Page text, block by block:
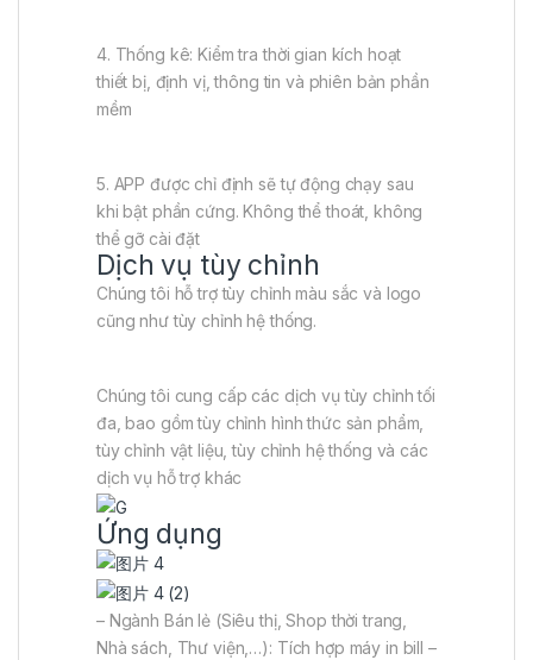
4. Thống kê: Kiểm tra thời gian kích hoạt
thiết bị, định vị, thông tin và phiên bản phần
mềm
5. APP được chỉ định sẽ tự động chạy sau
khi bật phần cứng. Không thể thoát, không
thể gỡ cài đặt
Dịch vụ tùy chỉnh
Chúng tôi hỗ trợ tùy chỉnh màu sắc và logo
cũng như tùy chỉnh hệ thống.
Chúng tôi cung cấp các dịch vụ tùy chỉnh tối
đa, bao gồm tùy chỉnh hình thức sản phẩm,
tùy chỉnh vật liệu, tùy chỉnh hệ thống và các
dịch vụ hỗ trợ khác
Ứng dụng
– Ngành Bán lẻ (Siêu thị, Shop thời trang,
Nhà sách, Thư viện,…): Tích hợp máy in bill –